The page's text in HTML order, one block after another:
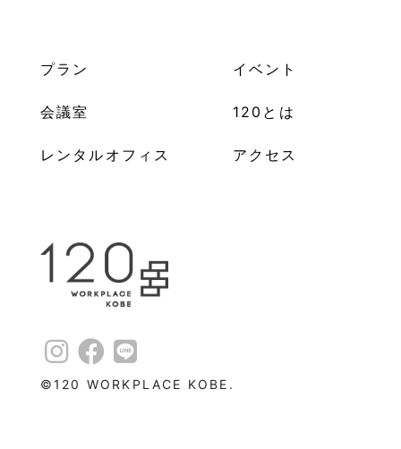
プラン
会議室 120とは
レンタルオフィス
イベント
アクセス
©︎120 WORKPLACE KOBE.